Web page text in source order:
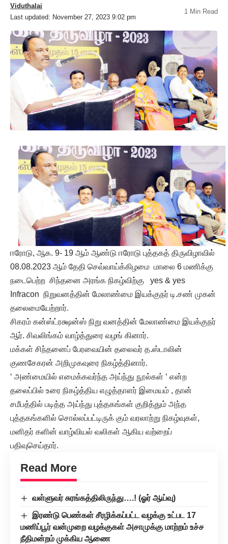
Last updated: November 27, 2023 9:02 pm
Viduthalai
1 Min Read
ஈரோடு, ஆக. 9- 19 ஆம் ஆண்டு ஈரோடு புத்தகத் திருவிழாவில்
08.08.2023 ஆம் தேதி செவ்வாய்க்கிழமை மாலை 6 மணிக்கு
நடைபெற்ற சிந்தனை அரங்க நிகழ்விற்கு yes & yes
Infracon நிறுவனத்தின் மேலாண்மை இயக்குநர் டி.சண் முகன்
தலைமையேற்றார்.
சிகரம் கன்ஸ்ட்ரக்ஷன்ஸ் நிறு வனத்தின் மேலாண்மை இயக்குநர்
ஆர். சிவலிங்கம் வாழ்த்துரை வழங் கினார்.
மக்கள் சிந்தனைப் பேரவையின் தலைவர் த.ஸ்டாலின்
குணசேகரன் அறிமுகவுரை நிகழ்த்தினார்.
‘ அண்மையில் எமைக்கவர்ந்த அய்ந்து நூல்கள் ‘ என்ற
தலைப்பில் உரை நிகழ்த்திய எழுத்தாளர் இமையம் , தான்
சமீபத்தில் படித்த அய்ந்து புத்தகங்கள் குறித்தும் அந்த
புத்தகங்களில் சொல்லப்பட்டிருக் கும் வரலாற்று நிகழ்வுகள்,
மனிதர் களின் வாழ்வியல் வலிகள் ஆகிய வற்றைப்
பதிவுசெய்தார்.
Read More
வள்ளுவர் சுரங்கத்திலிருந்து….! (ஓர் ஆய்வு)
இரண்டு பெண்கள் சீரழிக்கப்பட்ட வழக்கு உட்பட 17
மணிப்பூர் வன்முறை வழக்குகள் அசாமுக்கு மாற்றம் உச்ச
நீதிமன்றம் முக்கிய ஆணை